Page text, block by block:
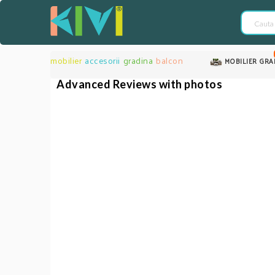
mobilier accesorii gradina balcon MOBILIER
Advanced Reviews with photos